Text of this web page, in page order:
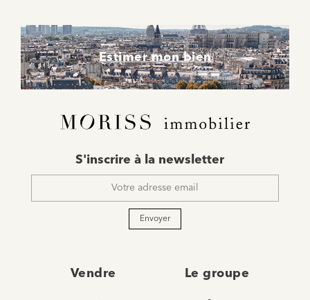
Estimer mon bien
mail
S'inscrire à la newsletter
Envoyer
Vendre Le groupe